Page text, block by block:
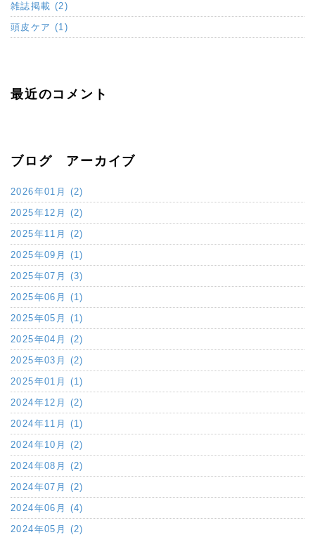
雑誌掲載 (2)
頭皮ケア (1)
最近のコメント
ブログ アーカイブ
2026年01月 (2)
2025年12月 (2)
2025年11月 (2)
2025年09月 (1)
2025年07月 (3)
2025年06月 (1)
2025年05月 (1)
2025年04月 (2)
2025年03月 (2)
2025年01月 (1)
2024年12月 (2)
2024年11月 (1)
2024年10月 (2)
2024年08月 (2)
2024年07月 (2)
2024年06月 (4)
2024年05月 (2)